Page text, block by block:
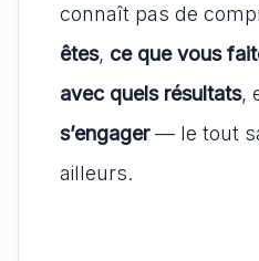
connaît pas de
êtes, ce que vous
avec quels résultats,
s’engager— le tout
ailleurs.